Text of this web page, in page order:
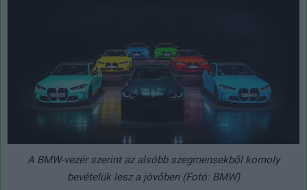
A BMW-vezér szerint az alsóbb szegmensekből komoly
bevételük lesz a jövőben (Fotó: BMW)